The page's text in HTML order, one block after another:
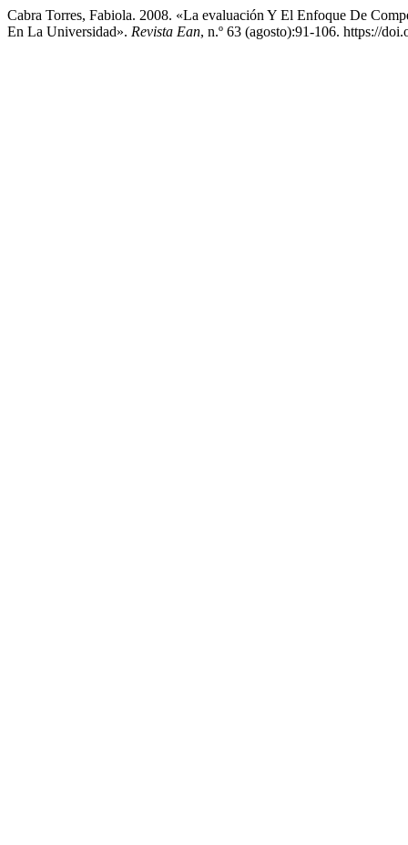
Cabra Torres, Fabiola. 2008. «La evaluación Y El Enfoque De
En La Universidad». Revista Ean, n.º 63 (agosto):91-106. https://